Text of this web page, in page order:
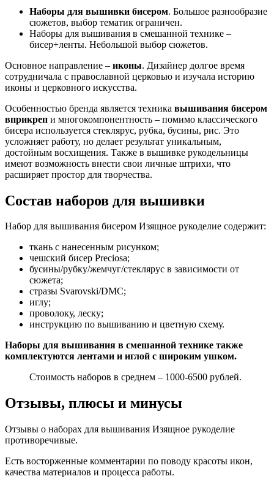
Наборы для вышивки бисером. Большое разнообразие
сюжетов, выбор тематик ограничен.
Наборы для вышивания в смешанной технике –
бисер+ленты. Небольшой выбор сюжетов.
Основное направление – иконы. Дизайнер долгое время
сотрудничала с православной церковью и изучала историю
иконы и церковного искусства.
Особенностью бренда является техника вышивания бисером
вприкреп и многокомпонентность – помимо классического
бисера используется стеклярус, рубка, бусины, рис. Это
усложняет работу, но делает результат уникальным,
достойным восхищения. Также в вышивке рукодельницы
имеют возможность внести свои личные штрихи, что
расширяет простор для творчества.
Состав наборов для вышивки
Набор для вышивания бисером Изящное рукоделие содержит:
ткань с нанесенным рисунком;
чешский бисер Preciosa;
бусины/рубку/жемчуг/стеклярус в зависимости от
сюжета;
стразы Svarovski/DMC;
иглу;
проволоку, леску;
инструкцию по вышиванию и цветную схему.
Наборы для вышивания в смешанной технике также
комплектуются лентами и иглой с широким ушком.
Стоимость наборов в среднем – 1000-6500 рублей.
Отзывы, плюсы и минусы
Отзывы о наборах для вышивания Изящное рукоделие
противоречивые.
Есть восторженные комментарии по поводу красоты икон,
качества материалов и процесса работы.